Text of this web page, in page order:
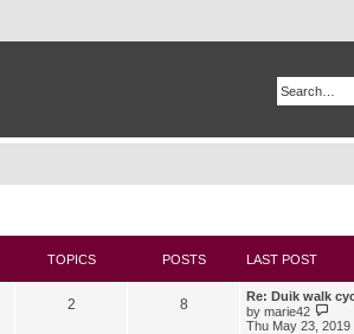
TOPICS POSTS LAST POST
2 8
Re: Duik walk
by marie42
i
Thu May 23, 2019